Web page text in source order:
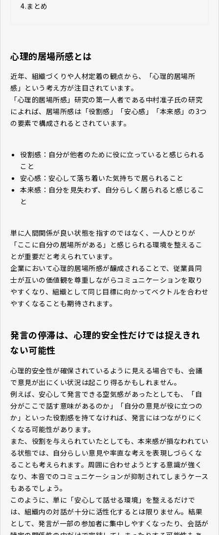
4.まとめ
心理的居場所感とは
近年、組織づくりや人材定着の観点から、「心理的居場所
感」という考え方が注目されています。
「心理的居場所感」研究の第一人者である中村准子氏の研究
によれば、居場所感は「役割感」「安心感」「本来感」の3つ
の要素で構成されるとされています。
役割感：自分が他者のために役に立っていると感じられる
こと
安心感：安心して落ち着いた気持ちで居られること
本来感：自分を見失わず、自分らしく居られると感じるこ
と
単に人間関係が良い状態を指すのではなく、一人ひとりが
「ここに自分の居場所がある」と感じられる環境を整えるこ
とが重要だと考えられています。
企業において心理的居場所感が醸成されることで、従業員同
士が互いの価値観を尊重しながらコミュニケーションを取り
やすくなり、組織として同じ目標に向かってベクトルを合わせ
やすくなることも期待されます。
発言の停滞は、心理的安全性だけでは捉えきれ
ない可能性
心理的安全性が確保されているように見える場合でも、会議
で意見が出にくい状況は起こり得るかもしれません。
例えば、安心して発言できる空気感があったとしても、「自
分がここで話す意味があるのか」「自分の意見が役に立つの
か」といった役割感を持てなければ、発言にはつながりにく
くなる可能性があります。
また、役割を与えられていたとしても、本来感が損なわれてい
る状態では、自分らしい意見や率直な考えを表現しづらくな
ることも考えられます。周囲に合わせようとする意識が強く
なり、本音でのコミュニケーションが抑制されてしまうケース
もあるでしょう。
このように、単に「安心して話せる環境」を整えるだけで
は、組織内の対話が十分に活性化するとは限りません。結果
として、発言が一部の参加者に集中しやすくなったり、会話が